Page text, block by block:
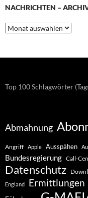
NACHRICHTEN –
Nachrichten
–
Top 100 Schlagwörter
Abmahnung
Angriff Apple Ausspähen
Bundesregierung Call-
Datenschutz
England Ermittlungen